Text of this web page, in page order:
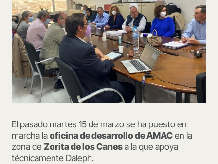
El pasado martes 15 de marzo se ha puesto en
marcha laoficina de desarrollo de AMACen la
zona de Zorita de los Canesa la que apoya
técnicamente Daleph.